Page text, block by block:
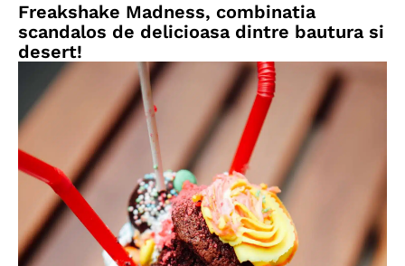
Freakshake Madness, combinatia
scandalos de delicioasa dintre bautura si
desert!